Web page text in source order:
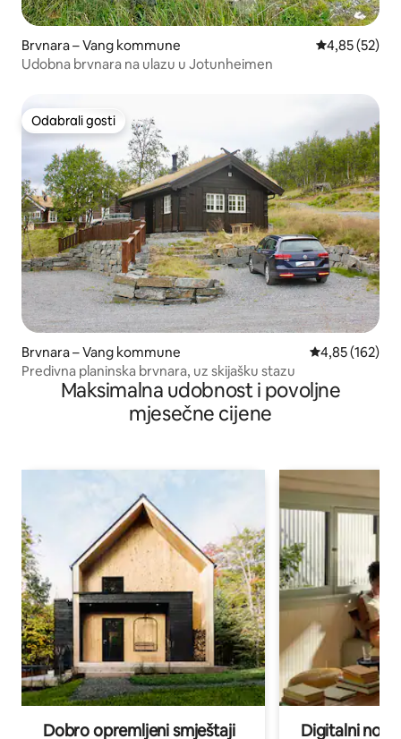
Brvnara – Vang kommune Prosječna
4,85 (52)
Udobna brvnara na ulazu u Jotunheimen
Odabrali gosti
Odabrali gosti
Brvnara – Vang kommune Prosječna
4,85 (162)
Predivna planinska brvnara, uz skijašku stazu
Maksimalna udobnost i povoljne
mjesečne cijene
Dobro opremljeni smještaji Digitalni